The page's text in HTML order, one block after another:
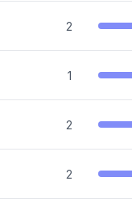
2
1
2
2